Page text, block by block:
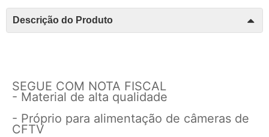
Descrição do Produto
SEGUE COM NOTA FISCAL
- Material de alta qualidade
- Próprio para alimentação de câmeras de
CFTV